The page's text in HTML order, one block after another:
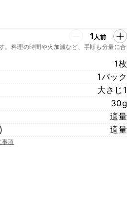
1人前
。料理の時間や火加減など、手順も分量に合
1枚
1パック
大さじ1
30g
適量
適量
事項